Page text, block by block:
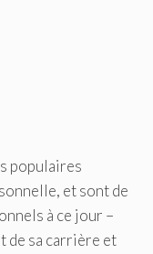
populaires
et sont de
à ce jour –
de sa carrière et